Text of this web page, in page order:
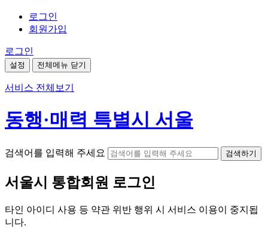
로그인
회원가입
로그인
설정 전체메뉴 닫기
서비스 전체보기
동행·매력 특별시 서울
검색어를 입력해 주세요 검색하기
서울시 통합회원 로그인
타인 아이디 사용 등 약관 위반 행위 시 서비스 이용이 중지됩
니다.